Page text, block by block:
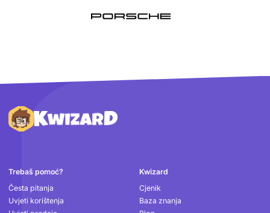
Podnožje
Trebaš pomoć?
Česta pitanja
Uvjeti korištenja
Kwizard
Cjenik
Baza znanja